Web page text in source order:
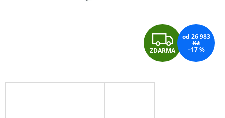
Z
D
ZDARMA
od 26 983
Kč
–17 %